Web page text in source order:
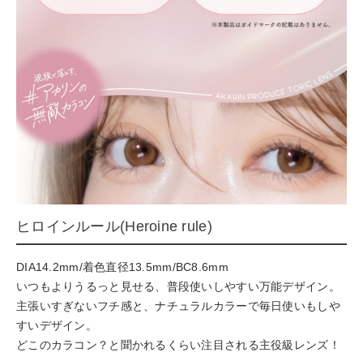
ヒロインルール(Heroine rule)
DIA14.2mm/着色直径13.5mm/BC8.6mm
いつもよりうるっと見せる、普段使いしやすい万能デザイン。
主張いすぎないフチ感と、ナチュラルカラーで毎日使いもしや
すいデザイン。
どこのカラコン？と聞かれるくらい注目される主役級レンズ！